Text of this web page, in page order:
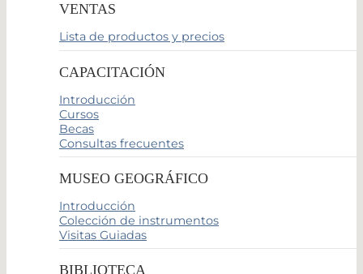
VENTAS
Lista de productos y precios
CAPACITACIÓN
Introducción
Cursos
Becas
Consultas frecuentes
MUSEO GEOGRÁFICO
Introducción
Colección de instrumentos
Visitas Guiadas
BIBLIOTECA